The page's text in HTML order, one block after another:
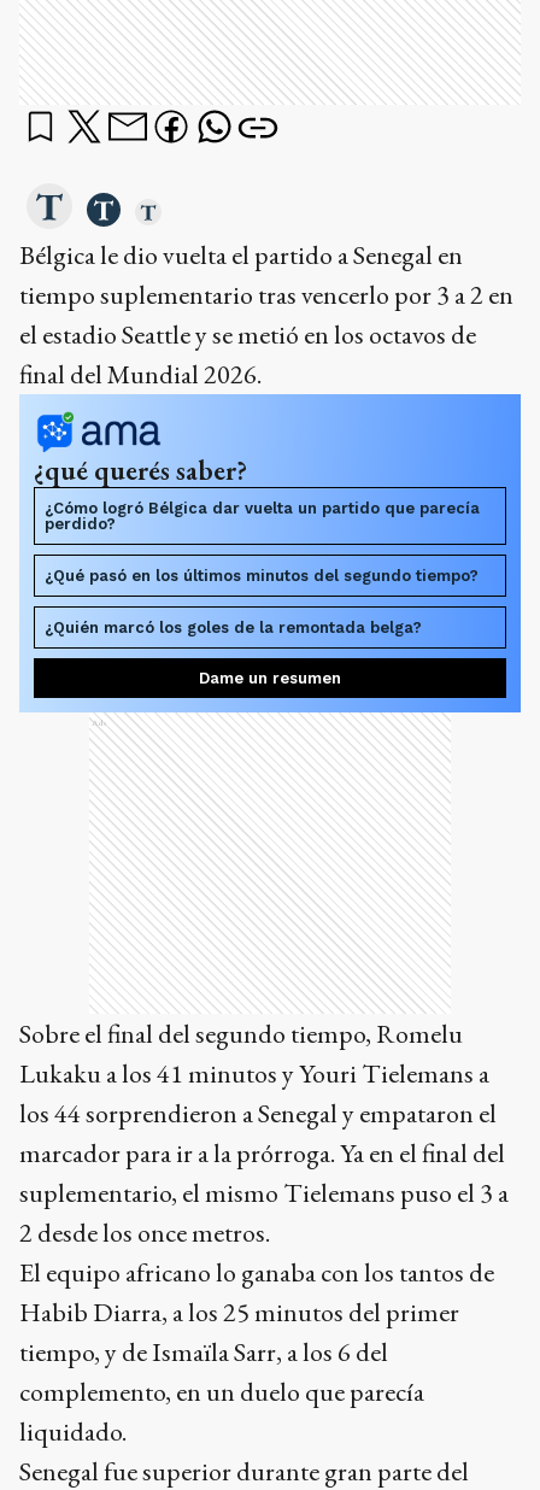
Bélgica le dio vuelta el partido a Senegal en
tiempo suplementario tras vencerlo por 3 a 2 en
el estadio Seattle y se metió en los octavos de
final del Mundial 2026.
¿qué querés saber?
¿Cómo logró Bélgica dar vuelta un partido que parecía
perdido?
¿Qué pasó en los últimos minutos del segundo tiempo?
¿Quién marcó los goles de la remontada belga?
Dame un resumen
Ads
Sobre el final del segundo tiempo, Romelu
Lukaku a los 41 minutos y Youri Tielemans a
los 44 sorprendieron a Senegal y empataron el
marcador para ir a la prórroga. Ya en el final del
suplementario, el mismo Tielemans puso el 3 a
2 desde los once metros.
El equipo africano lo ganaba con los tantos de
Habib Diarra, a los 25 minutos del primer
tiempo, y de Ismaïla Sarr, a los 6 del
complemento, en un duelo que parecía
liquidado.
Senegal fue superior durante gran parte del